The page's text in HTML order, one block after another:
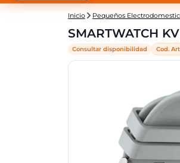
Central Shop:
Inicio Pequeños
SMARTWATCH
Consultar disponibilidad Cod.